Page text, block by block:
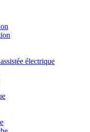
électrique